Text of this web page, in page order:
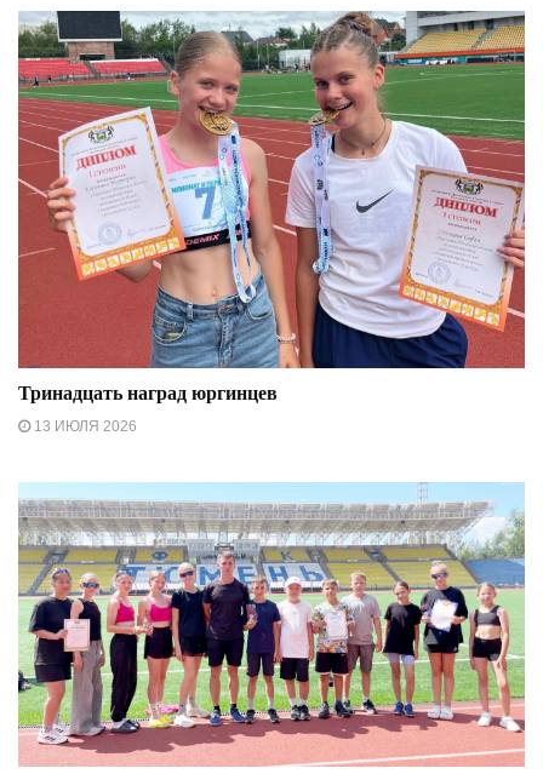
Тринадцать наград юргинцев
13 ИЮЛЯ 2026